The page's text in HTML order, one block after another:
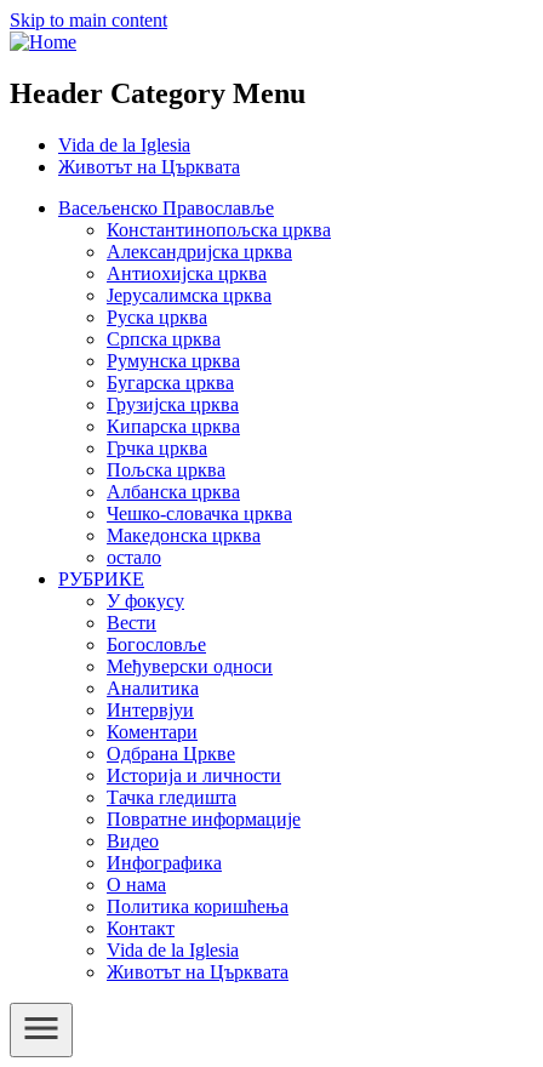
Skip to main content
Header Category Menu
Vida de la Iglesia
Животът на Църквата
Васељенско Православље
Константинопољска црква
Александријска црква
Антиохијска црква
Јерусалимска црква
Руска црква
Српска црква
Румунска црква
Бугарска црква
Грузијска црква
Кипарска црква
Грчка црква
Пољска црква
Албанска црква
Чешко-словачка црква
Македонска црква
остало
РУБРИКЕ
У фокусу
Вести
Богословље
Међуверски односи
Аналитика
Интервјуи
Коментари
Одбрана Цркве
Историја и личности
Тачка гледишта
Повратне информације
Видео
Инфографика
О нама
Политика коришћења
Контакт
Vida de la Iglesia
Животът на Църквата